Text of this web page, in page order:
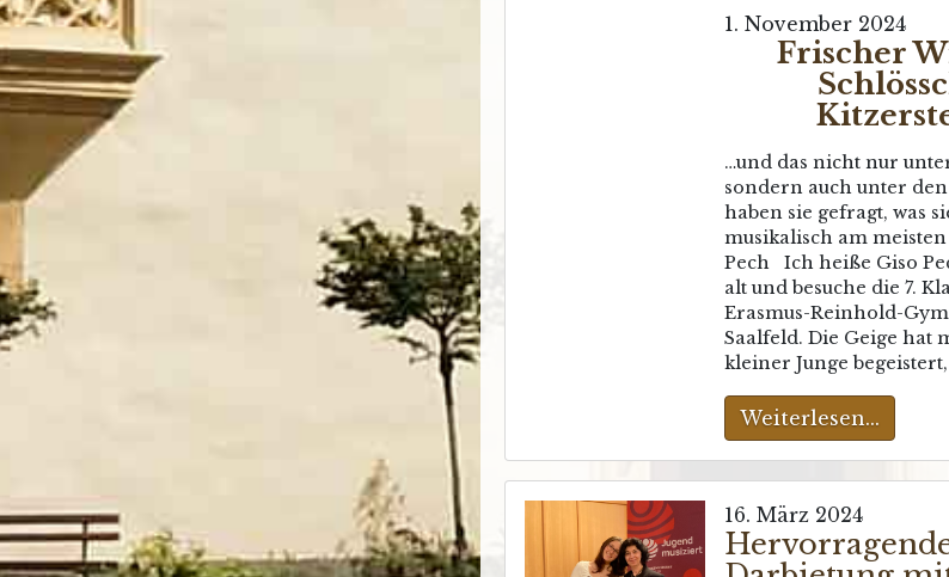
1. November 2024
Frischer
…und das nicht nur
sondern auch unter
haben sie gefragt, was
musikalisch am
Pech Ich heiße Giso
alt und besuche die 7.
Erasmus-Reinhold-
Saalfeld. Die Geige hat
kleiner Junge
Weiterlesen...
16. März 2024